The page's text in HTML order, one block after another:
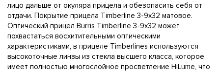
лицо дальше от окуляра прицела и обезопасить себя от
отдачи. Покрытие прицела Timberline 3-9x32 матовое.
Оптический прицел Burris Timberline 3-9x32 может
похвастаться восхитительными оптическими
характеристиками, в прицеле Timberlines используются
высокоточные линзы из стекла высшего класса, которое
имеет полностью многослойное просветление HiLume, что